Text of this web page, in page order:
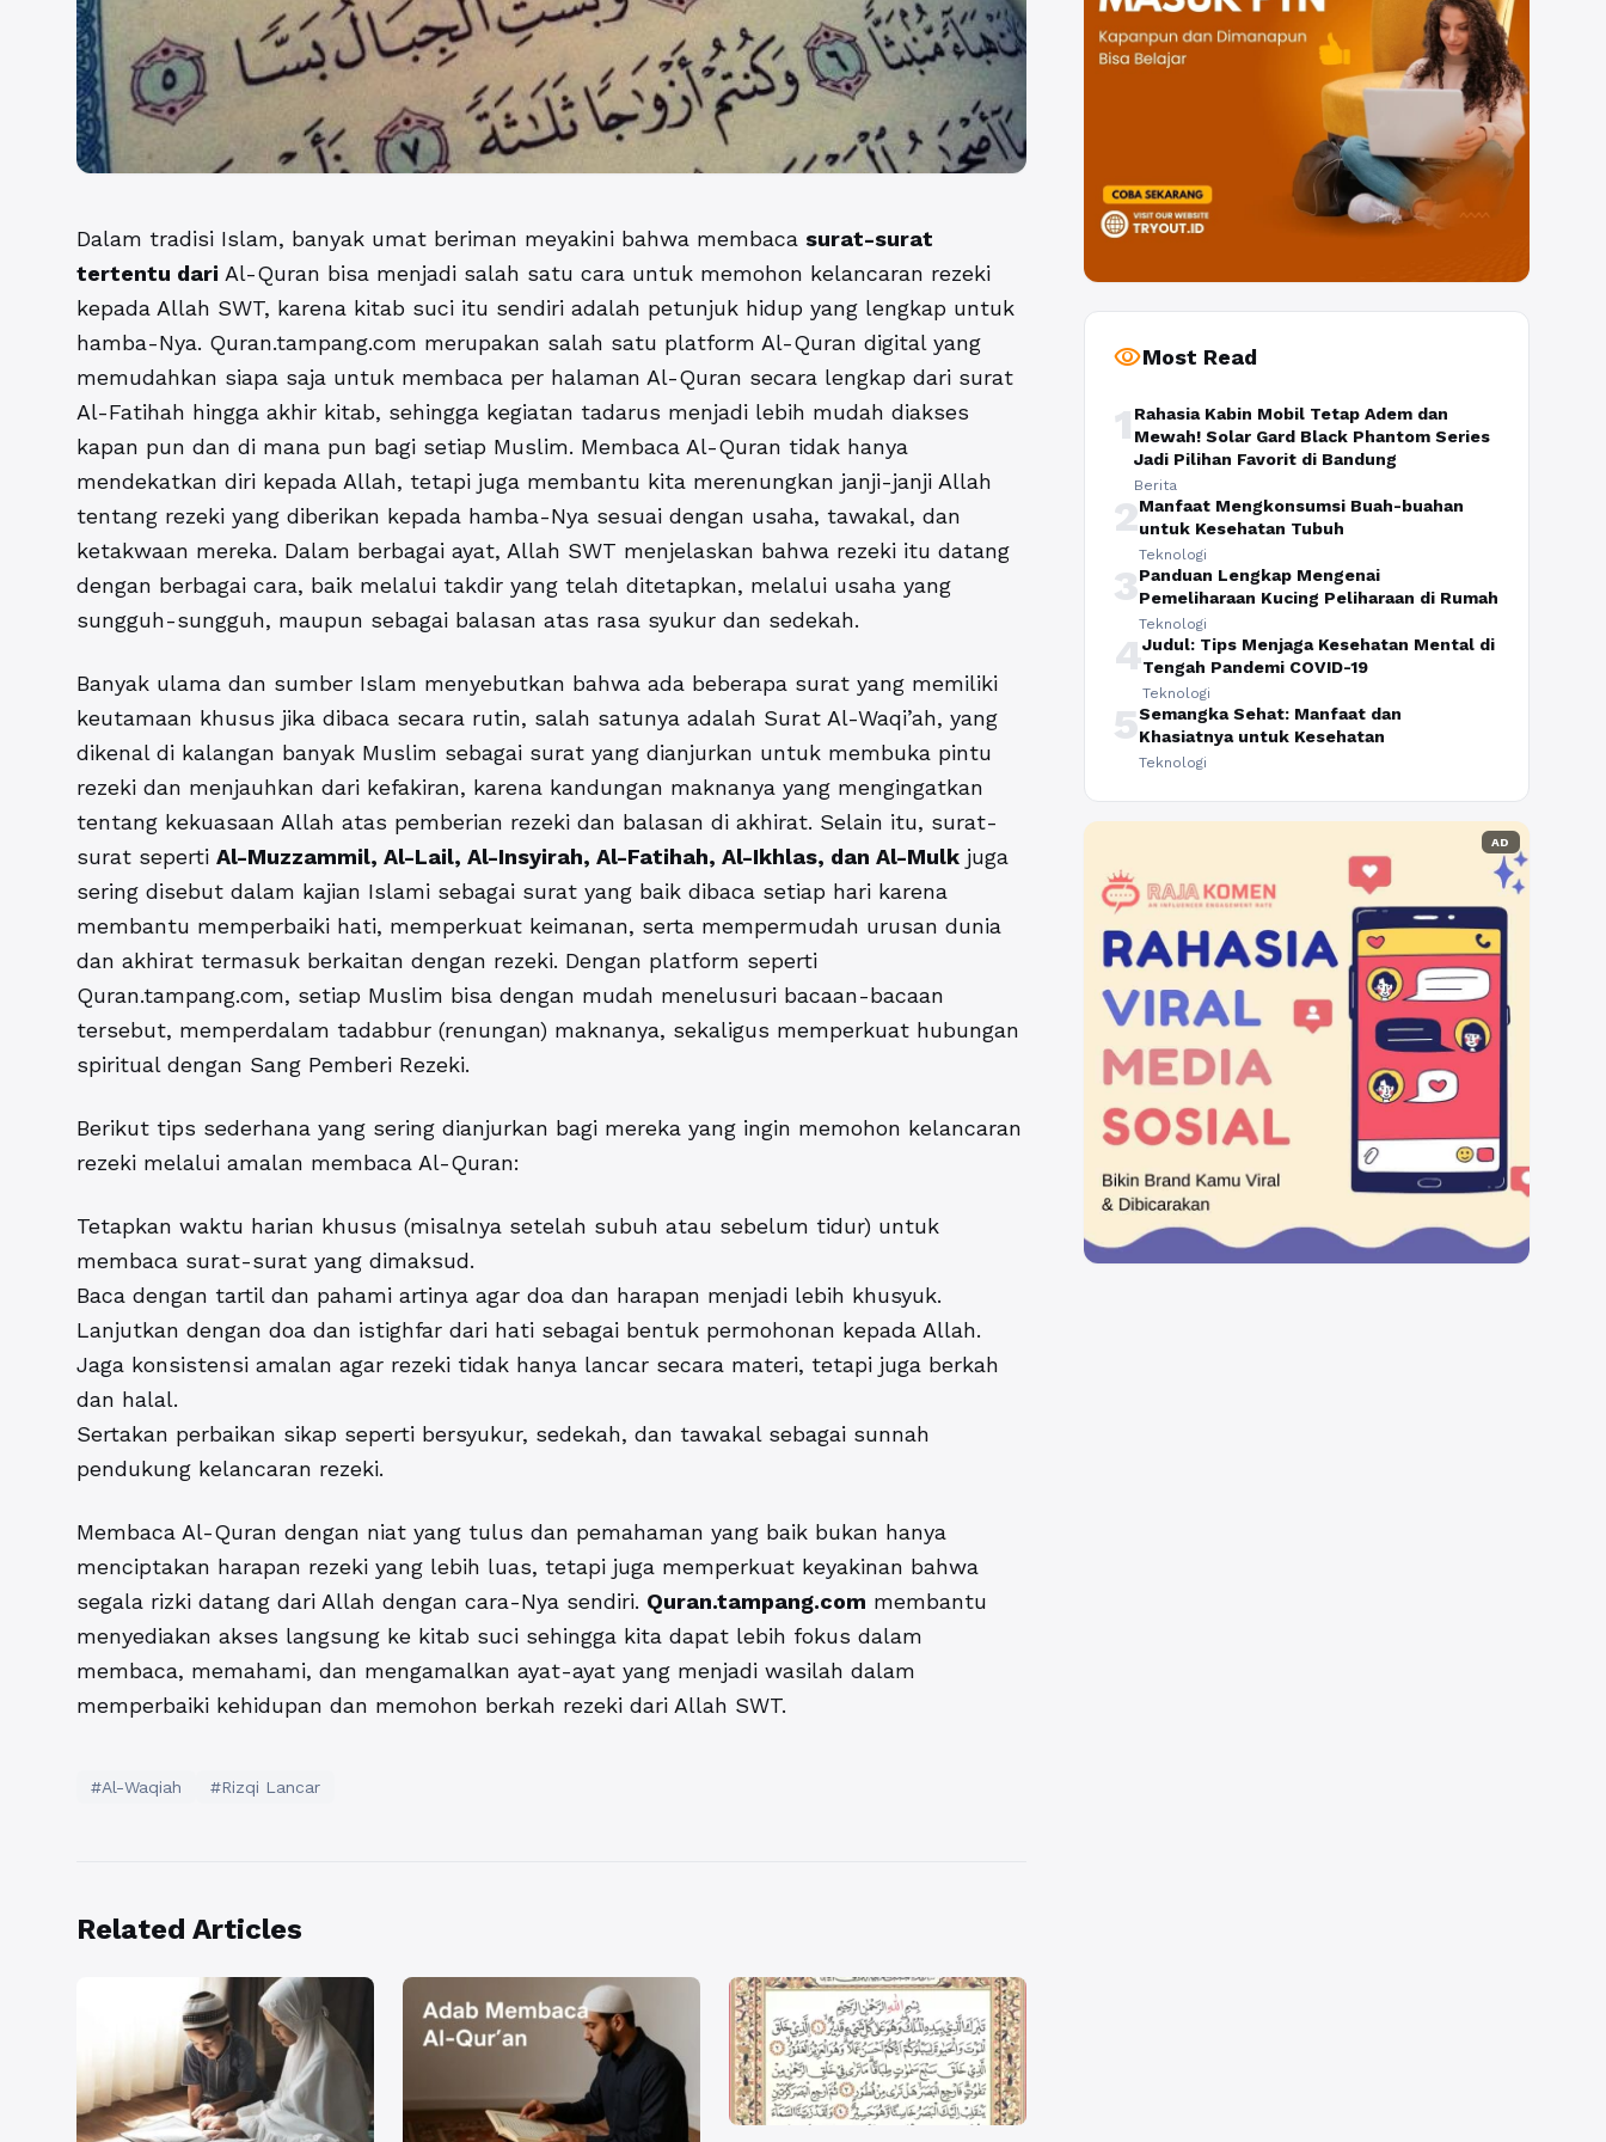
Dalam tradisi Islam, banyak umat beriman meyakini bahwa membaca surat-surat
tertentu dari Al-Quran bisa menjadi salah satu cara untuk memohon kelancaran rezeki
kepada Allah SWT, karena kitab suci itu sendiri adalah petunjuk hidup yang lengkap untuk
hamba-Nya. Quran.tampang.com merupakan salah satu platform Al-Quran digital yang
memudahkan siapa saja untuk membaca per halaman Al-Quran secara lengkap dari surat
Al-Fatihah hingga akhir kitab, sehingga kegiatan tadarus menjadi lebih mudah diakses
kapan pun dan di mana pun bagi setiap Muslim. Membaca Al-Quran tidak hanya
mendekatkan diri kepada Allah, tetapi juga membantu kita merenungkan janji-janji Allah
tentang rezeki yang diberikan kepada hamba-Nya sesuai dengan usaha, tawakal, dan
ketakwaan mereka. Dalam berbagai ayat, Allah SWT menjelaskan bahwa rezeki itu datang
dengan berbagai cara, baik melalui takdir yang telah ditetapkan, melalui usaha yang
sungguh-sungguh, maupun sebagai balasan atas rasa syukur dan sedekah.
Banyak ulama dan sumber Islam menyebutkan bahwa ada beberapa surat yang memiliki
keutamaan khusus jika dibaca secara rutin, salah satunya adalah Surat Al-Waqi’ah, yang
dikenal di kalangan banyak Muslim sebagai surat yang dianjurkan untuk membuka pintu
rezeki dan menjauhkan dari kefakiran, karena kandungan maknanya yang mengingatkan
tentang kekuasaan Allah atas pemberian rezeki dan balasan di akhirat. Selain itu, surat-
surat seperti Al-Muzzammil, Al-Lail, Al-Insyirah, Al-Fatihah, Al-Ikhlas, dan Al-Mulk juga
sering disebut dalam kajian Islami sebagai surat yang baik dibaca setiap hari karena
membantu memperbaiki hati, memperkuat keimanan, serta mempermudah urusan dunia
dan akhirat termasuk berkaitan dengan rezeki. Dengan platform seperti
Quran.tampang.com, setiap Muslim bisa dengan mudah menelusuri bacaan-bacaan
tersebut, memperdalam tadabbur (renungan) maknanya, sekaligus memperkuat hubungan
spiritual dengan Sang Pemberi Rezeki.
Berikut tips sederhana yang sering dianjurkan bagi mereka yang ingin memohon kelancaran
rezeki melalui amalan membaca Al-Quran:
Tetapkan waktu harian khusus (misalnya setelah subuh atau sebelum tidur) untuk
membaca surat-surat yang dimaksud.
Baca dengan tartil dan pahami artinya agar doa dan harapan menjadi lebih khusyuk.
Lanjutkan dengan doa dan istighfar dari hati sebagai bentuk permohonan kepada Allah.
Jaga konsistensi amalan agar rezeki tidak hanya lancar secara materi, tetapi juga berkah
dan halal.
Sertakan perbaikan sikap seperti bersyukur, sedekah, dan tawakal sebagai sunnah
pendukung kelancaran rezeki.
Membaca Al-Quran dengan niat yang tulus dan pemahaman yang baik bukan hanya
menciptakan harapan rezeki yang lebih luas, tetapi juga memperkuat keyakinan bahwa
segala rizki datang dari Allah dengan cara-Nya sendiri. Quran.tampang.com membantu
menyediakan akses langsung ke kitab suci sehingga kita dapat lebih fokus dalam
membaca, memahami, dan mengamalkan ayat-ayat yang menjadi wasilah dalam
memperbaiki kehidupan dan memohon berkah rezeki dari Allah SWT.
#Al-Waqiah #Rizqi Lancar
Related Articles
visibilityMost Read
1 Rahasia Kabin Mobil Tetap Adem dan
Mewah! Solar Gard Black Phantom Series
Jadi Pilihan Favorit di Bandung
Berita
2Manfaat Mengkonsumsi Buah-buahan
untuk Kesehatan Tubuh
Teknologi
3Panduan Lengkap Mengenai
Pemeliharaan Kucing Peliharaan di Rumah
Teknologi
4Judul: Tips Menjaga Kesehatan Mental di
Tengah Pandemi COVID-19
Teknologi
5Semangka Sehat: Manfaat dan
Khasiatnya untuk Kesehatan
Teknologi
AD